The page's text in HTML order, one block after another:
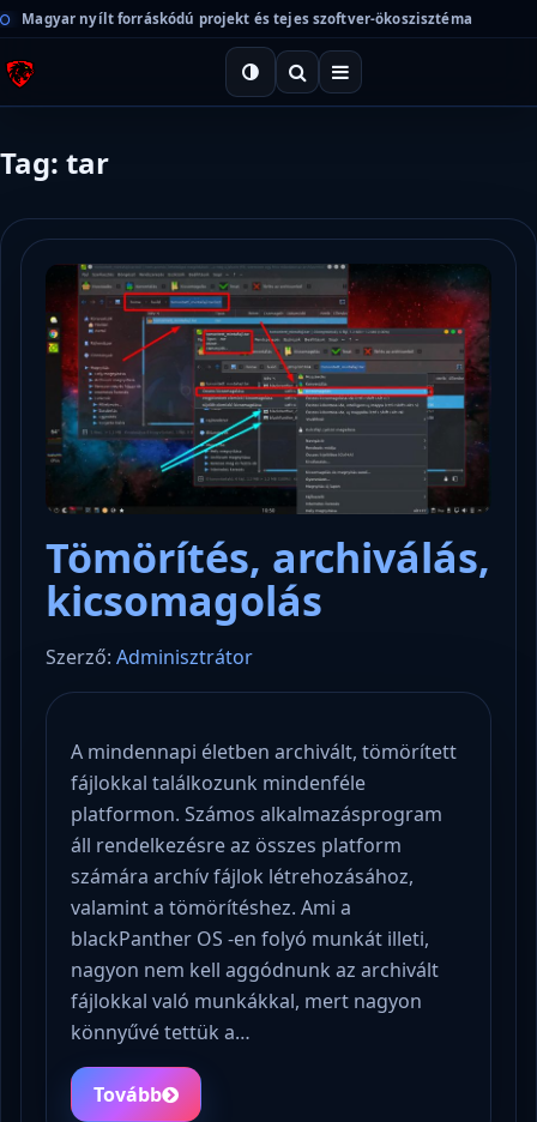
Magyar nyílt forráskódú projekt és tejes szoftver-ökoszisztéma
Tag: tar
Tömörítés, archiválás,
kicsomagolás
Szerző: Adminisztrátor
A mindennapi életben archivált, tömörített
fájlokkal találkozunk mindenféle
platformon. Számos alkalmazásprogram
áll rendelkezésre az összes platform
számára archív fájlok létrehozásához,
valamint a tömörítéshez. Ami a
blackPanther OS -en folyó munkát illeti,
nagyon nem kell aggódnunk az archivált
fájlokkal való munkákkal, mert nagyon
könnyűvé tettük a…
Tovább